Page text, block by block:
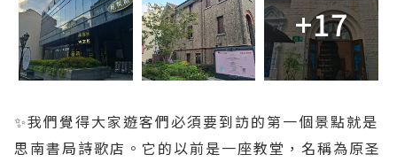
+17
✨️我們覺得大家遊客們必須要到訪的第一個景點就是
思南書局詩歌店。它的以前是一座教堂，名稱為原圣